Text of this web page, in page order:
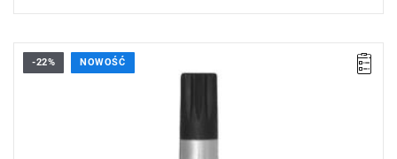
-22% NOWOŚĆ